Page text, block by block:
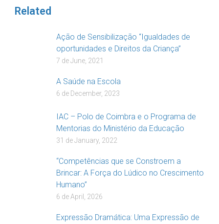
Related
Ação de Sensibilização “Igualdades de
oportunidades e Direitos da Criança”
7 de June, 2021
A Saúde na Escola
6 de December, 2023
IAC – Polo de Coimbra e o Programa de
Mentorias do Ministério da Educação
31 de January, 2022
“Competências que se Constroem a
Brincar: A Força do Lúdico no Crescimento
Humano”
6 de April, 2026
Expressão Dramática: Uma Expressão de